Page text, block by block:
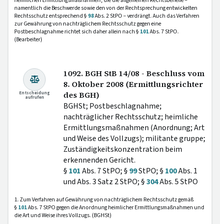
namentlich die Beschwerde sowie den von der Rechtsprechung entwickelten
Rechtsschutz entsprechend § 98Abs. 2 StPO – verdrängt. Auch das Verfahren
zur Gewährung von nachträglichem Rechtsschutz gegen eine
Postbeschlagnahme richtet sich daher allein nach § 101Abs. 7 StPO.
(Bearbeiter)
Entscheidung
aufrufen
1092. BGH StB 14/08 - Beschluss vom
8. Oktober 2008 (Ermittlungsrichter
des BGH)
BGHSt; Postbeschlagnahme;
nachträglicher Rechtsschutz; heimliche
Ermittlungsmaßnahmen (Anordnung; Art
und Weise des Vollzugs); militante gruppe;
Zuständigkeitskonzentration beim
erkennenden Gericht.
§ 101Abs. 7 StPO; § 99StPO; § 100Abs. 1
und Abs. 3 Satz 2 StPO; §304Abs. 5 StPO
1. Zum Verfahren auf Gewährung von nachträglichem Rechtsschutz gemäß
§ 101Abs. 7 StPO gegen die Anordnung heimlicher Ermittlungsmaßnahmen und
die Art und Weise ihres Vollzugs. (BGHSt)